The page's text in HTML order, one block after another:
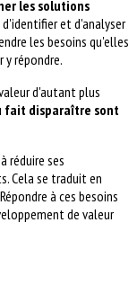
les solutions
d'identifier et d'analyser
les besoins qu'elles
répondre.
d'autant plus
fait disparaître sont
réduire ses
Cela se traduit en
à ces besoins
de valeur